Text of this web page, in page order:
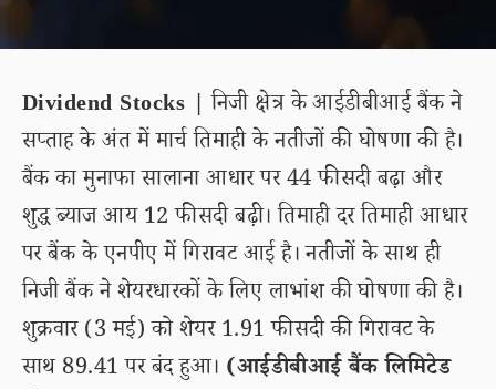
Dividend Stocks | निजी क्षेत्र के आईडीबीआई बैंक ने
सप्ताह के अंत में मार्च तिमाही के नतीजों की घोषणा की है।
बैंक का मुनाफा सालाना आधार पर 44 फीसदी बढ़ा और
शुद्ध ब्याज आय 12 फीसदी बढ़ी। तिमाही दर तिमाही आधार
पर बैंक के एनपीए में गिरावट आई है। नतीजों के साथ ही
निजी बैंक ने शेयरधारकों के लिए लाभांश की घोषणा की है।
शुक्रवार (3 मई) को शेयर 1.91 फीसदी की गिरावट के
साथ 89.41 पर बंद हुआ। (आईडीबीआई बैंक लिमिटेड